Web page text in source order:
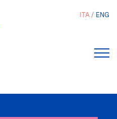
ITA ENG